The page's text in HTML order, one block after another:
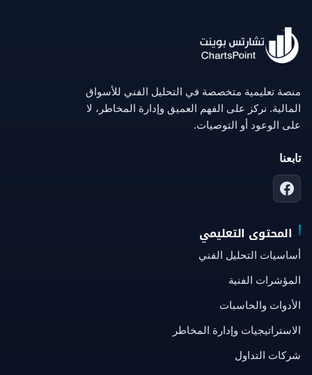
منصة تعليمية متخصصة في التحليل الفني للأسواق
المالية. نركز على الفهم العميق وإدارة المخاطر، لا
على الوعود أو التوصيات.
تابعنا
المحتوى التعليمي
أساسيات التحليل الفني
المؤشرات الفنية
الأدوات والحاسبات
الاستراتيجيات وإدارة المخاطر
شركات التداول